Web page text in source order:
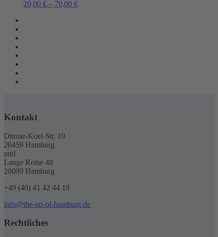
20,00 € – 70,00 €
Kontakt
Ditmar-Koel-Str. 19
20459 Hamburg
und
Lange Reihe 48
20099 Hamburg
+49 (40) 41 42 44 19
info@the-art-of-hamburg.de
Rechtliches